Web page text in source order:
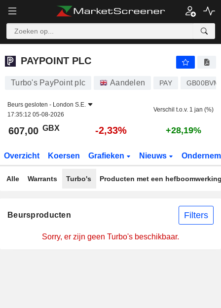
PAYPOINT PLC
PAYPOINT PLC
Turbo's PayPoint plc Aandelen PAY
Beurs gesloten - London S.E.
17:35:12 05-08-2026
Verschil t.o.v. 1 jan (%)
607,00 GBX -2,33% +28,19%
Overzicht Koersen Grafieken Nieuws
Alle Warrants Turbo's Producten met een
Beursproducten Filters
Sorry, er zijn geen Turbo's beschikbaar.